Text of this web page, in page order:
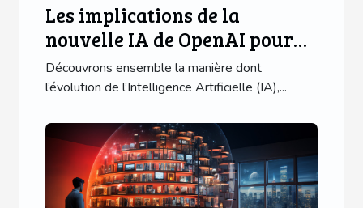
Les implications de la
nouvelle IA de OpenAI pour
les utilisateurs d'applications
mobiles
Découvrons ensemble la manière dont
l’évolution de l’Intelligence Artificielle (IA),...